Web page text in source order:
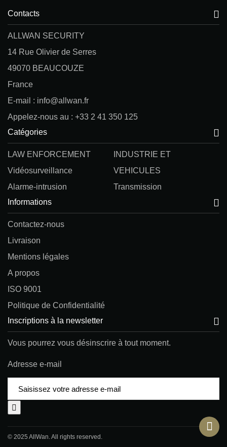
Contacts
ALLWAN SECURITY
14 Rue Olivier de Serres
49070 BEAUCOUZE
France
E-mail : info@allwan.fr
Appelez-nous au : +33 2 41 350 125
Catégories
INDUSTRIE ET
VEHICULES
LAW ENFORCEMENT
Vidéosurveillance
Transmission
Alarme-intrusion
Informations
Contactez-nous
Livraison
Mentions légales
A propos
ISO 9001
Politique de Confidentialité
Inscriptions à la newsletter
Vous pourrez vous désinscrire à tout moment.
Adresse e-mail
© 2025 AllWan. All rights reserved.